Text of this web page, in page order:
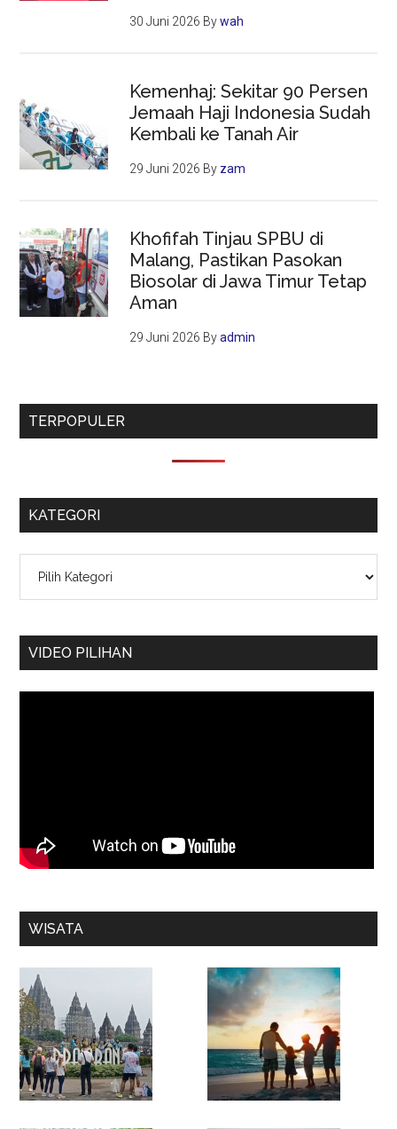
30 Juni 2026 Bywah
Kemenhaj: Sekitar 90 Persen
Jemaah Haji Indonesia Sudah
Kembali ke Tanah Air
29 Juni 2026 By zam
Khofifah Tinjau SPBU di
Malang, Pastikan Pasokan
Biosolar di Jawa Timur Tetap
Aman
29 Juni 2026 Byadmin
TERPOPULER
KATEGORI
VIDEO PILIHAN
WISATA